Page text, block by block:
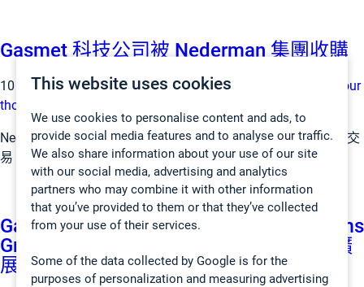
This website uses cookies
We use cookies to personalise content and ads, to
provide social media features and to analyse our traffic.
We also share information about your use of our site
with our social media, advertising and analytics
partners who may combine it with other information
that you’ve provided to them or that they’ve collected
from your use of their services.
Some of the data collected by Google is for the
purposes of personalization and measuring advertising
Gasmet 科技公司被 Nederman 集團收購
10 12 月, 2019 7:15 下午 Published byjyrkisorjonen
Leave your
thoughts
Nederman 已簽署並完成收購 Gasmet 科技公司 100% 股份的交
易。 Gasmet 將會成為 N […]
Gasmet 科技公司收購 MonitoringSystems
GmbH 讓工業排放監測的解決方案得以擴
展